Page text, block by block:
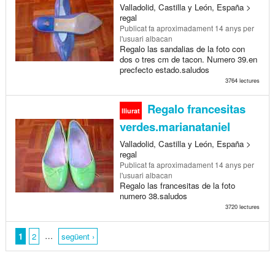
Valladolid, Castilla y León, España >
regal
Publicatfa aproximadament 14 anysper
l'usuari albacan
Regalo las sandalias de la foto con
dos o tres cm de tacon. Numero 39.en
precfecto estado.saludos
3764 lectures
lliurat
Regalo francesitas
verdes.marianataniel
Valladolid, Castilla y León, España >
regal
Publicatfa aproximadament 14 anysper
l'usuari albacan
Regalo las francesitas de la foto
numero 38.saludos
3720 lectures
1 2 … següent ›